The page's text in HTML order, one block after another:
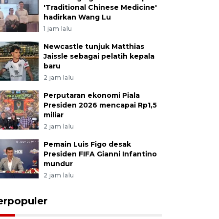
'Traditional Chinese Medicine'
hadirkan Wang Lu
1 jam lalu
Newcastle tunjuk Matthias
Jaissle sebagai pelatih kepala
baru
2 jam lalu
Perputaran ekonomi Piala
Presiden 2026 mencapai Rp1,5
miliar
2 jam lalu
Pemain Luis Figo desak
Presiden FIFA Gianni Infantino
mundur
2 jam lalu